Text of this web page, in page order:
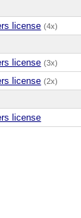
license (4x)
license (3x)
license (2x)
license